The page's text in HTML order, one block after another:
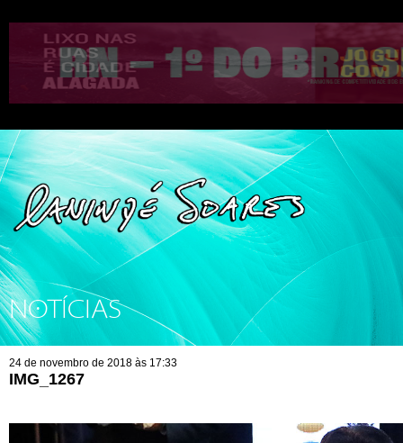
NOTÍCIAS
24 de novembro de 2018 às 17:33
IMG_1267